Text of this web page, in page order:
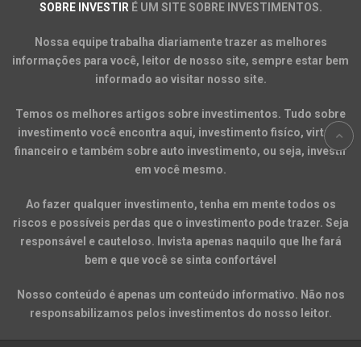
SOBRE INVESTIR É UM SITE SOBRE INVESTIMENTOS.
Nossa equipe trabalha diariamente trazer as melhores
informações para você, leitor de nosso site, sempre estar bem
informado ao visitar nosso site.
Temos os melhores artigos sobre investimentos. Tudo sobre
investimento você encontra aqui, investimento fisíco, virtual,
financeiro e também sobre auto investimento, ou seja, investir
em você mesmo.
Ao fazer qualquer investimento, tenha em mente todos os
riscos e possíveis perdas que o investimento pode trazer. Seja
responsável e cauteloso. Invista apenas naquilo que lhe fará
bem e que você se sinta confortável
Nosso conteúdo é apenas um conteúdo informativo. Não nos
responsabilizamos pelos investimentos do nosso leitor.